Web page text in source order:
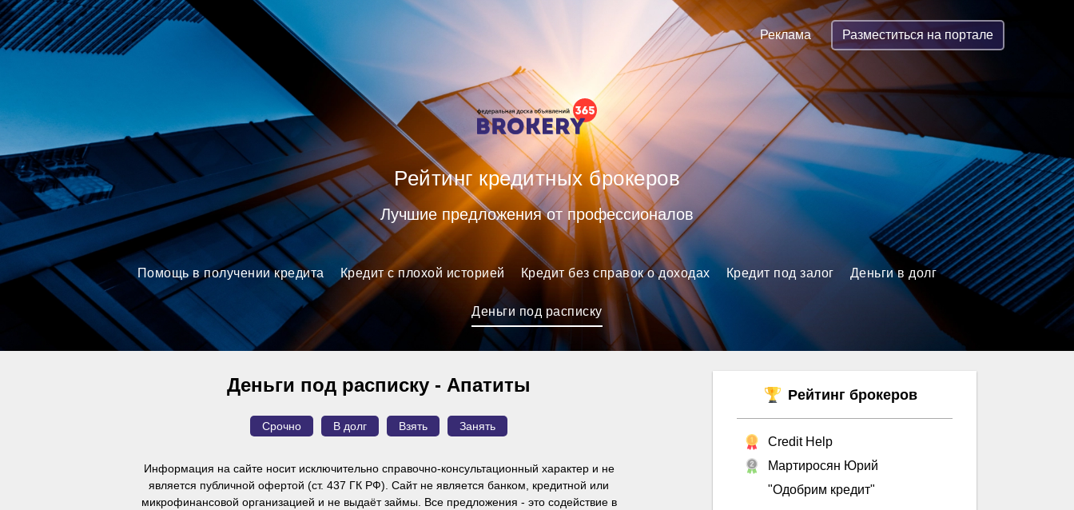
Brokery365 - Рейтинг кредитных брокеров
Реклама Разместиться на портале
Рейтинг кредитных брокеров
Лучшие предложения от профессионалов
Помощь в получении кредита Кредит с плохой историей Кредит без справок о доходах Кредит под залог Деньги в долг
Деньги под расписку
Деньги под расписку - Апатиты
Срочно В долг Взять Занять
Информация на сайте носит исключительно справочно-консультационный характер и не
является публичной офертой (ст. 437 ГК РФ). Сайт не является банком, кредитной или
микрофинансовой организацией и не выдаёт займы. Все предложения - это содействие в
Рейтинг брокеров
Credit Help
Мартиросян Юрий
"Одобрим кредит"